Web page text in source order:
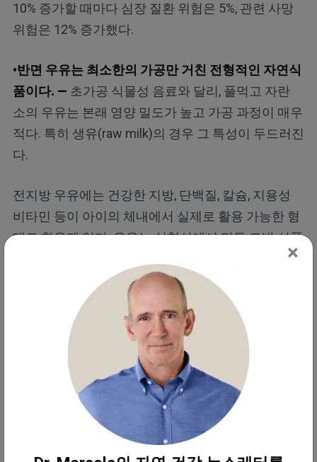
10% 증가할 때마다 심장 질환 위험은 5%, 관련 사망
위험은 12% 증가했다.
•반면 우유는 최소한의 가공만 거친 전형적인 자연식
품이다. — 초가공 식물성 음료와 달리, 풀먹고 자란
소의 우유는 본래 영양 밀도가 높고 가공 과정이 매우
적다. 특히 생유(raw milk)의 경우 그 특성이 두드러진
다.
전지방 우유에는 건강한 지방, 단백질, 칼슘, 지용성
비타민 등이 아이의 체내에서 실제로 활용 가능한 형
태로 함유돼 있다. 우유는 실험실에서 만든 모방 식품
이 아닌 완전한 자연식품이다. 성분표를 비교해 보면
어떤 식품이 자연에 더 가까운지 명확해진다.
전지방 유제품은 신체 전반의 건강을 뒷받
침하는 드문 영양소를 제공한다.
풀먹고 자란 소에서 얻은 전지방 유제품
은 홀수사슬
포화지방산(OCFA)의 주요 공급원이다. 이 독특한 지
방산은 체내에서 생성되지 않아 식품을 통해 섭취해
×